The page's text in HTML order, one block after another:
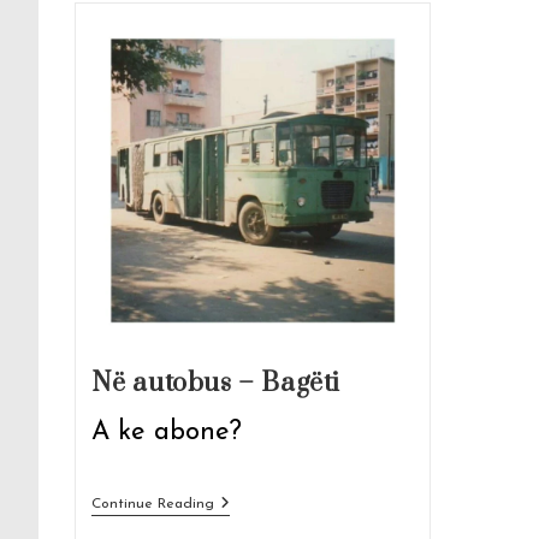
Në autobus – Bagëti
A ke abone?
Continue ReadingNë
Autobus